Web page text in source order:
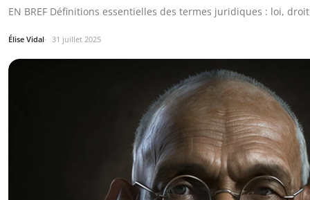
EN BREF Définitions essentielles des termes juridiques : loi,
Élise Vidal 31 juillet 2025